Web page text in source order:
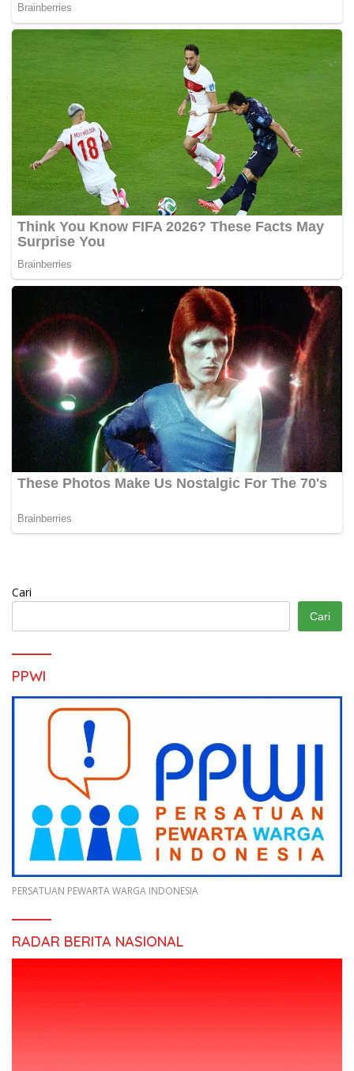
Cari
Cari
PPWI
PERSATUAN PEWARTA WARGA INDONESIA
RADAR BERITA NASIONAL